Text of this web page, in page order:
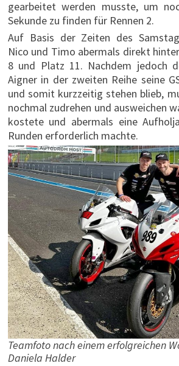
gearbeitet werden musste, um
Sekunde zu finden für Rennen 2.
Auf Basis der Zeiten des
Nico und Timo abermals direkt
8 und Platz 11. Nachdem jedoch
Aigner in der zweiten Reihe seine
und somit kurzzeitig stehen blieb,
nochmal zudrehen und ausweichen
kostete und abermals eine
Runden erforderlich machte.
Teamfoto nach einem erfolgreichen
Daniela Halder